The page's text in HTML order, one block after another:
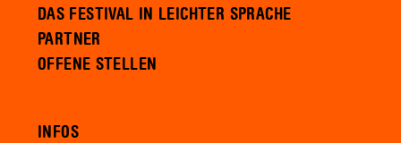
DAS FESTIVAL IN LEICHTER SPRACHE
PARTNER
OFFENE STELLEN
INFOS